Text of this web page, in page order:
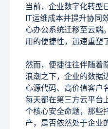
当前，企业数字化转型
IT运维成本并提升协同
心办公系统迁移至云端
用的便捷性，迅速重塑
然而，便捷往往伴随着
浪潮之下，企业的数据
心源代码、高价值客户
每天都在第三方云平台
个核心安全命题，那些
产，是否依然处于企业